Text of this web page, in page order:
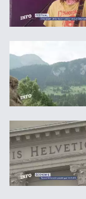
Nouvelle taxe